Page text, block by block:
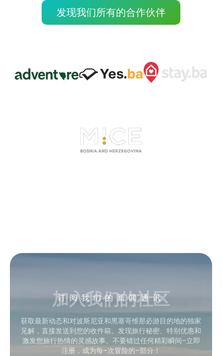
发现我们所有的合作伙伴
订阅我们的新闻通讯
加入我们的社区
获取最新动态和对波斯尼亚和黑塞哥维那必游目的地的独家
见解，直接发送到您的收件箱。发现旅行秘密、特别优惠和
激发您旅行热情的灵感故事。不要错过任何精彩瞬间–立即
注册，成为每–次冒险的–部分！